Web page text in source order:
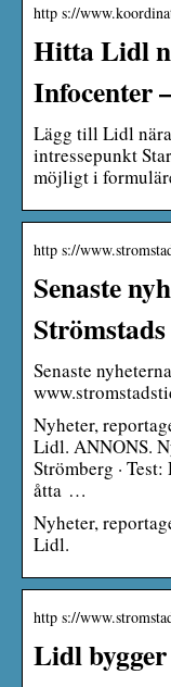
http s://
Hitta Lidl
Infocenter
Lägg till Lidl
intressepunkt
möjligt i
http s://
Senaste
Senaste
Nyheter,
Lidl. ANNONS.
Strömberg ·
åtta …
Nyheter,
Lidl.
http s://
Lidl